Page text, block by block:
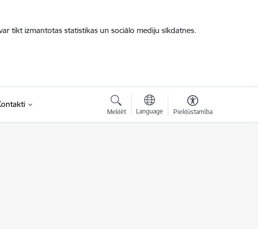
tikt izmantotas statistikas un sociālo mediju sīkdatnes.
Meklēt Language Piekļūstamība